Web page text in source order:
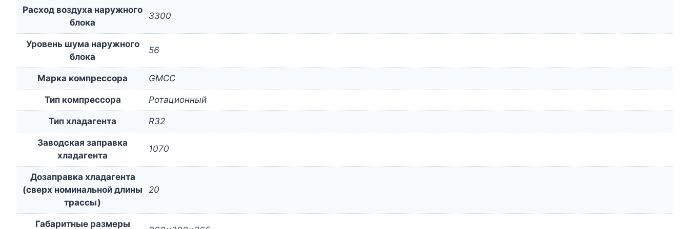
Расход воздуха наружного
блока
3300
Уровень шума наружного
блока
56
Марка компрессора GMCC
Тип компрессора Ротационный
Тип хладагента R32
Заводская заправка
хладагента
1070
Дозаправка хладагента
(сверх номинальной длины
трассы)
20
Габаритные размеры